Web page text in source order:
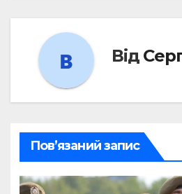
Від
Пов’язаний запис